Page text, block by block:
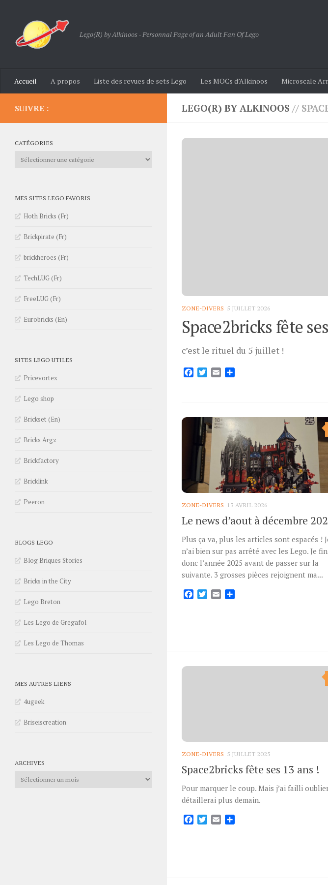
Lego(R) by Alkinoos - Personnal Page of an Adult Fan Of Lego
Accueil A propos Liste des revues de sets Lego Les MOCs d’Alkinoos Microscale
LEGO(R) BY ALKINOOS //
ZONE-DIVERS 5 JUILLET 2026
Space2bricks fête
c’est le rituel du 5 juillet !
Facebook
Twitter
Email
ZONE-DIVERS 13 AVRIL 2026
Le news d’aout à décembre
Plus ça va, plus les articles sont espacés !
n’ai bien sur pas arrêté avec les Lego. Je
donc l’année 2025 avant de passer sur la
suivante. 3 grosses pièces rejoignent ma...
FacebookTwitter
Email
ZONE-DIVERS 5 JUILLET 2025
Space2bricks fête ses 13 ans !
Pour marquer le coup. Mais j’ai failli
détaillerai plus demain.
FacebookTwitter
Email
SUIVRE :
CATÉGORIES
Catégories
MES SITES LEGO FAVORIS
Hoth Bricks (Fr)
Brickpirate (Fr)
brickheroes (Fr)
TechLUG (Fr)
FreeLUG (Fr)
Eurobricks (En)
SITES LEGO UTILES
Pricevortex
Lego shop
Brickset (En)
Bricks Argz
Brickfactory
Bricklink
Peeron
BLOGS LEGO
Blog Briques Stories
Bricks in the City
Lego Breton
Les Lego de Gregafol
Les Lego de Thomas
MES AUTRES LIENS
4ugeek
Briseiscreation
ARCHIVES
Archives